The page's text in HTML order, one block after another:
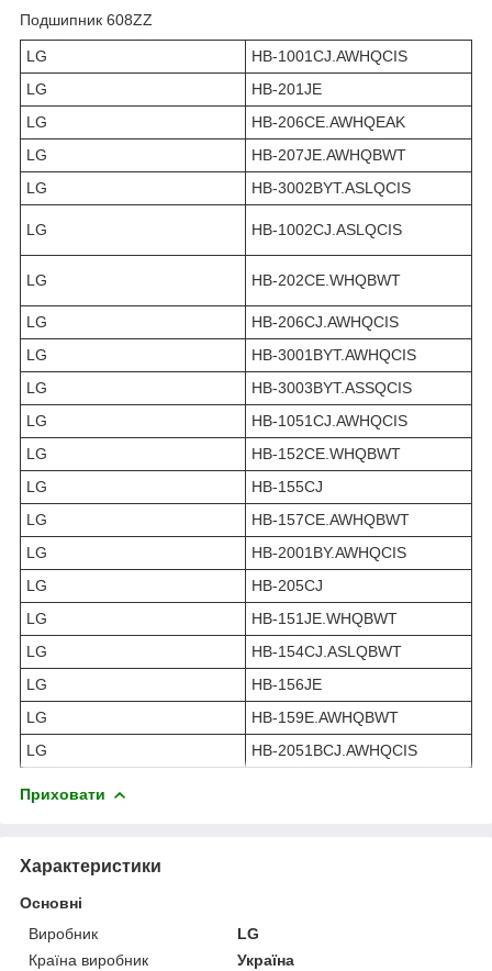
Подшипник 608ZZ
LG
HB-1001CJ.AWHQCIS
LG
HB-201JE
LG
HB-206CE.AWHQEAK
LG
HB-207JE.AWHQBWT
LG
HB-3002BYT.ASLQCIS
LG HB-1002CJ.ASLQCIS
LG HB-202CE.WHQBWT
LG
HB-206CJ.AWHQCIS
LG
HB-3001BYT.AWHQCIS
LG
HB-3003BYT.ASSQCIS
LG
HB-1051CJ.AWHQCIS
LG
HB-152CE.WHQBWT
LG
HB-155CJ
LG
HB-157CE.AWHQBWT
LG
HB-2001BY.AWHQCIS
LG
HB-205CJ
LG
HB-151JE.WHQBWT
LG
HB-154CJ.ASLQBWT
LG
HB-156JE
LG
HB-159E.AWHQBWT
LG
HB-2051BCJ.AWHQCIS
Приховати
Характеристики
Основні
Виробник
LG
Країна виробник
Україна